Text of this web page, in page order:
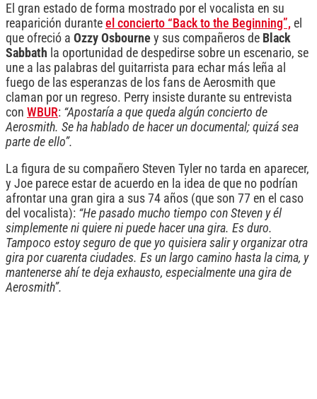
El gran estado de forma mostrado por el vocalista en su
reaparición durante el concierto “Back to the Beginning”, el
que ofreció a Ozzy Osbourne y sus compañeros de Black
Sabbath la oportunidad de despedirse sobre un escenario, se
une a las palabras del guitarrista para echar más leña al
fuego de las esperanzas de los fans de Aerosmith que
claman por un regreso. Perry insiste durante su entrevista
con WBUR: “Apostaría a que queda algún concierto de
Aerosmith. Se ha hablado de hacer un documental; quizá sea
parte de ello”.
La figura de su compañero Steven Tyler no tarda en aparecer,
y Joe parece estar de acuerdo en la idea de que no podrían
afrontar una gran gira a sus 74 años (que son 77 en el caso
del vocalista): “He pasado mucho tiempo con Steven y él
simplemente ni quiere ni puede hacer una gira. Es duro.
Tampoco estoy seguro de que yo quisiera salir y organizar otra
gira por cuarenta ciudades. Es un largo camino hasta la cima, y
mantenerse ahí te deja exhausto, especialmente una gira de
Aerosmith”.